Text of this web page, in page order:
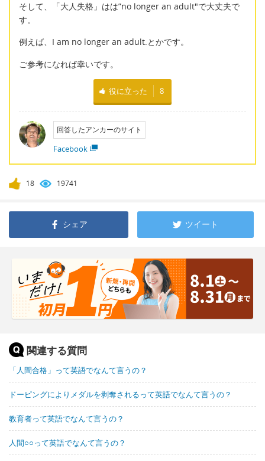
そして、「大人失格」はは”no longer an adult"で大丈夫で
す。
例えば、I am no longer an adult.とかです。
ご参考になれば幸いです。
役に立った 8
回答したアンカーのサイト
Facebook
18 19741
シェア ツイート
関連する質問
「人間合格」って英語でなんて言うの？
ドーピングによりメダルを剥奪されるって英語でなんて言うの？
教育者って英語でなんて言うの？
人間○○って英語でなんて言うの？